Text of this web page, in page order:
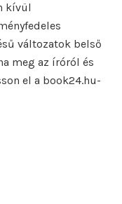
kívül
változatok belső
meg az íróról és
el a book24.hu-